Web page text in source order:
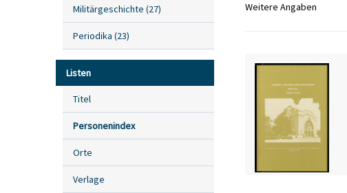
Militärgeschichte (27)
Periodika (23)
Listen
Titel
Personenindex
Orte
Verlage
Weitere Angaben